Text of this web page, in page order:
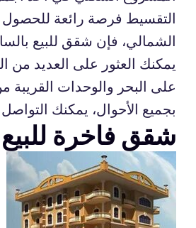
التقسيط فرصة رائعة للحصول
الشمالي، فإن شقق للبيع
يمكنك العثور على العديد من
على البحر والوحدات
بجميع الأحوال، يمكنك
شقق فاخرة